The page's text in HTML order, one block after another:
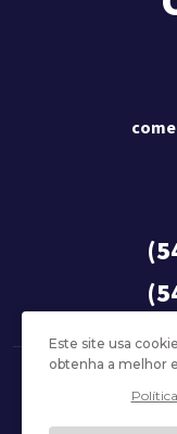
Este site usa
obtenha a melhor